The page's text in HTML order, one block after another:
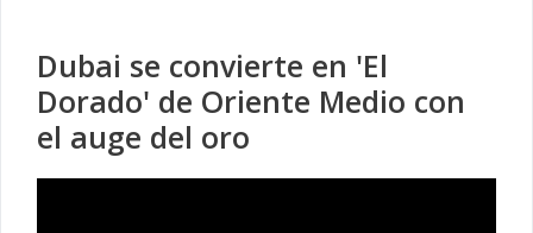
Dubai se convierte en 'El
Dorado' de Oriente Medio con
el auge del oro